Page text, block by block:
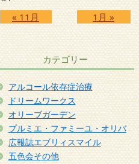
« 11月 1月 »
カテゴリー
アルコール依存症治療
ドリームワークス
オリーブガーデン
プルミエ・ファミーユ・オリバ
広報誌エブリィスマイル
五色会その他